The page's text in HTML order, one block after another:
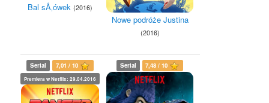
Bal sÅ‚ówek (2016)
Nowe podróże Justina
(2016)
Serial 7,01 / 10
Premiera w Netflix: 29.04.2016
Serial 7,48 / 10